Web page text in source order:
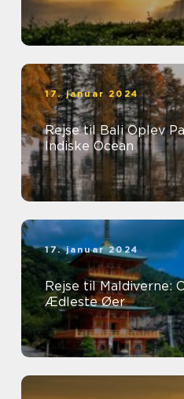
17. januar 2024
Rejse til Bali Oplev Paradisøen i Det
Indiske Ocean
17. januar 2024
Rejse til Maldiverne:
Ædleste Øer